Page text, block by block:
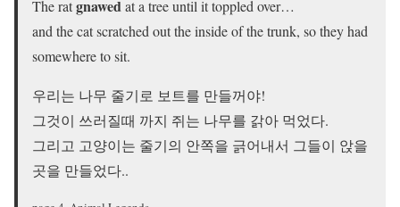
The ratgnawedat a tree until it toppled over…
and the cat scratched out the inside of the trunk, so they had
somewhere to sit.
우리는 나무 줄기로 보트를 만들꺼야!
그것이 쓰러질때 까지 쥐는 나무를 갉아 먹었다.
그리고 고양이는 줄기의 안쪽을 긁어내서 그들이 앉을
곳을 만들었다..